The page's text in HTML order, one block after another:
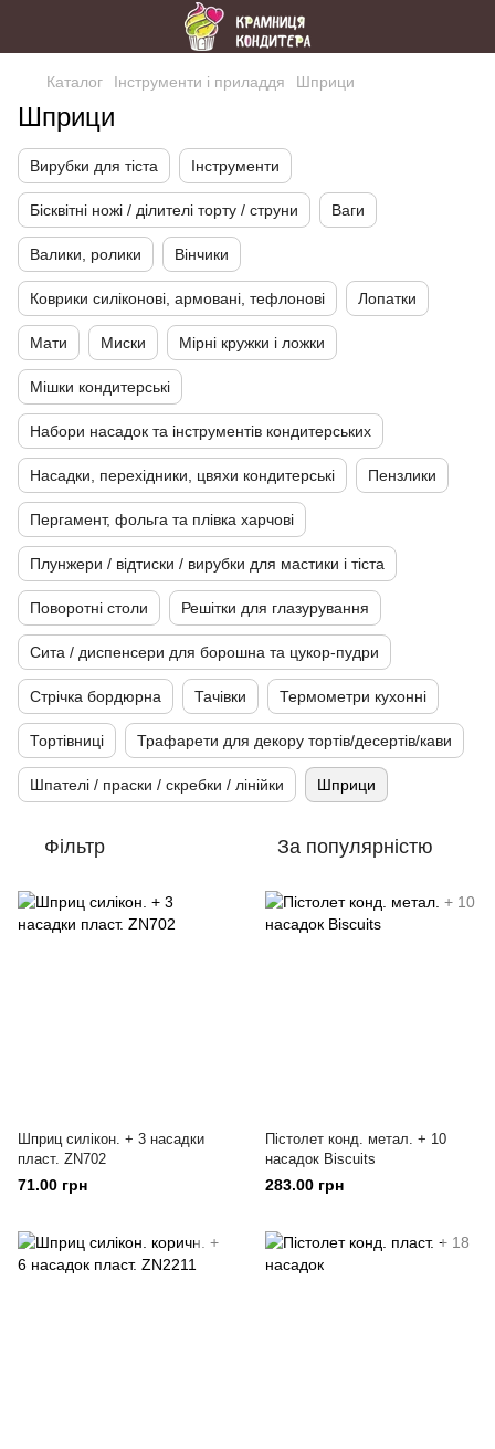
Каталог Інструменти і приладдя Шприци
Шприци
Вирубки для тіста Інструменти
Бісквітні ножі / ділителі торту / струни Ваги
Валики, ролики Вінчики
Коврики силіконові, армовані, тефлонові Лопатки
Мати Миски Мірні кружки і ложки
Мішки кондитерські
Набори насадок та інструментів кондитерських
Насадки, перехідники, цвяхи кондитерські Пензлики
Пергамент, фольга та плівка харчові
Плунжери / відтиски / вирубки для мастики і тіста
Поворотні столи Решітки для глазурування
Сита / диспенсери для борошна та цукор-пудри
Стрічка бордюрна Тачівки Термометри кухонні
Тортівниці Трафарети для декору тортів/десертів/кави
Шпателі / праски / скребки / лінійки Шприци
Фільтр За популярністю
Шприц силікон. + 3 насадки
пласт. ZN702
71.00 грн
Пістолет конд. метал. + 10
насадок Biscuits
283.00 грн